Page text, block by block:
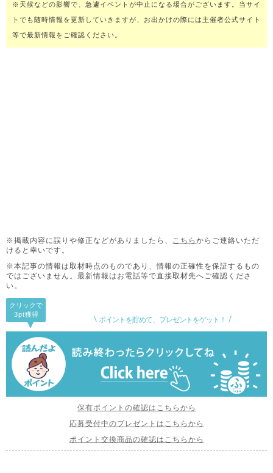
※天候などの影響で、急遽イベントが中止になる場合がございます。当サイ
トでも随時情報を更新していきますが、お出かけの際には主催者公式サイト
等で最新情報をご確認ください。
※掲載内容に誤りや修正などがありましたら、 こちら からご連絡いただ
けると幸いです。
※本記事の情報は取材時点のものであり、情報の正確性を保証するもの
ではございません。 最新情報はお電話等で直接取材先へご確認くださ
い。
ポイントを貯めて、プレゼントをゲット！
クリックで
3pt獲得
保有ポイントの確認はこちらから
応募受付中のプレゼントはこちらから
ポイント交換商品の確認はこちらから